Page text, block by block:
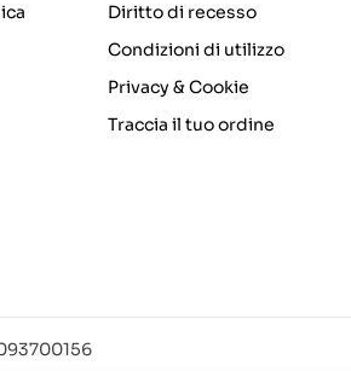
Diritto di recesso
Condizioni di utilizzo
Privacy & Cookie
Traccia il tuo ordine